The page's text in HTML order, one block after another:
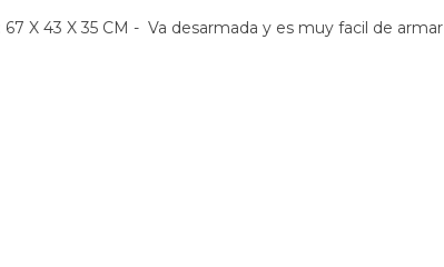
X 43 X 35 CM - Va desarmada y es muy facil de armar